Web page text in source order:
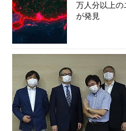
万人分以上
が発見